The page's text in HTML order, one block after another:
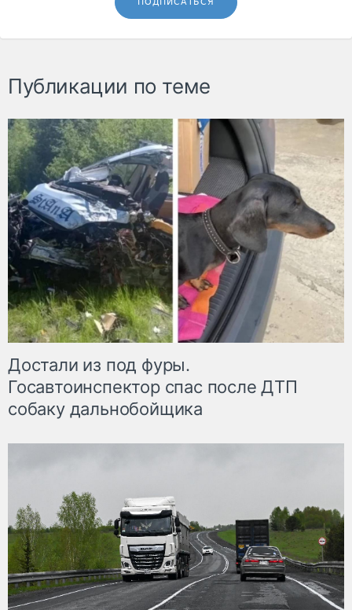
Публикации по теме
Достали из под фуры.
Госавтоинспектор спас после ДТП
собаку дальнобойщика